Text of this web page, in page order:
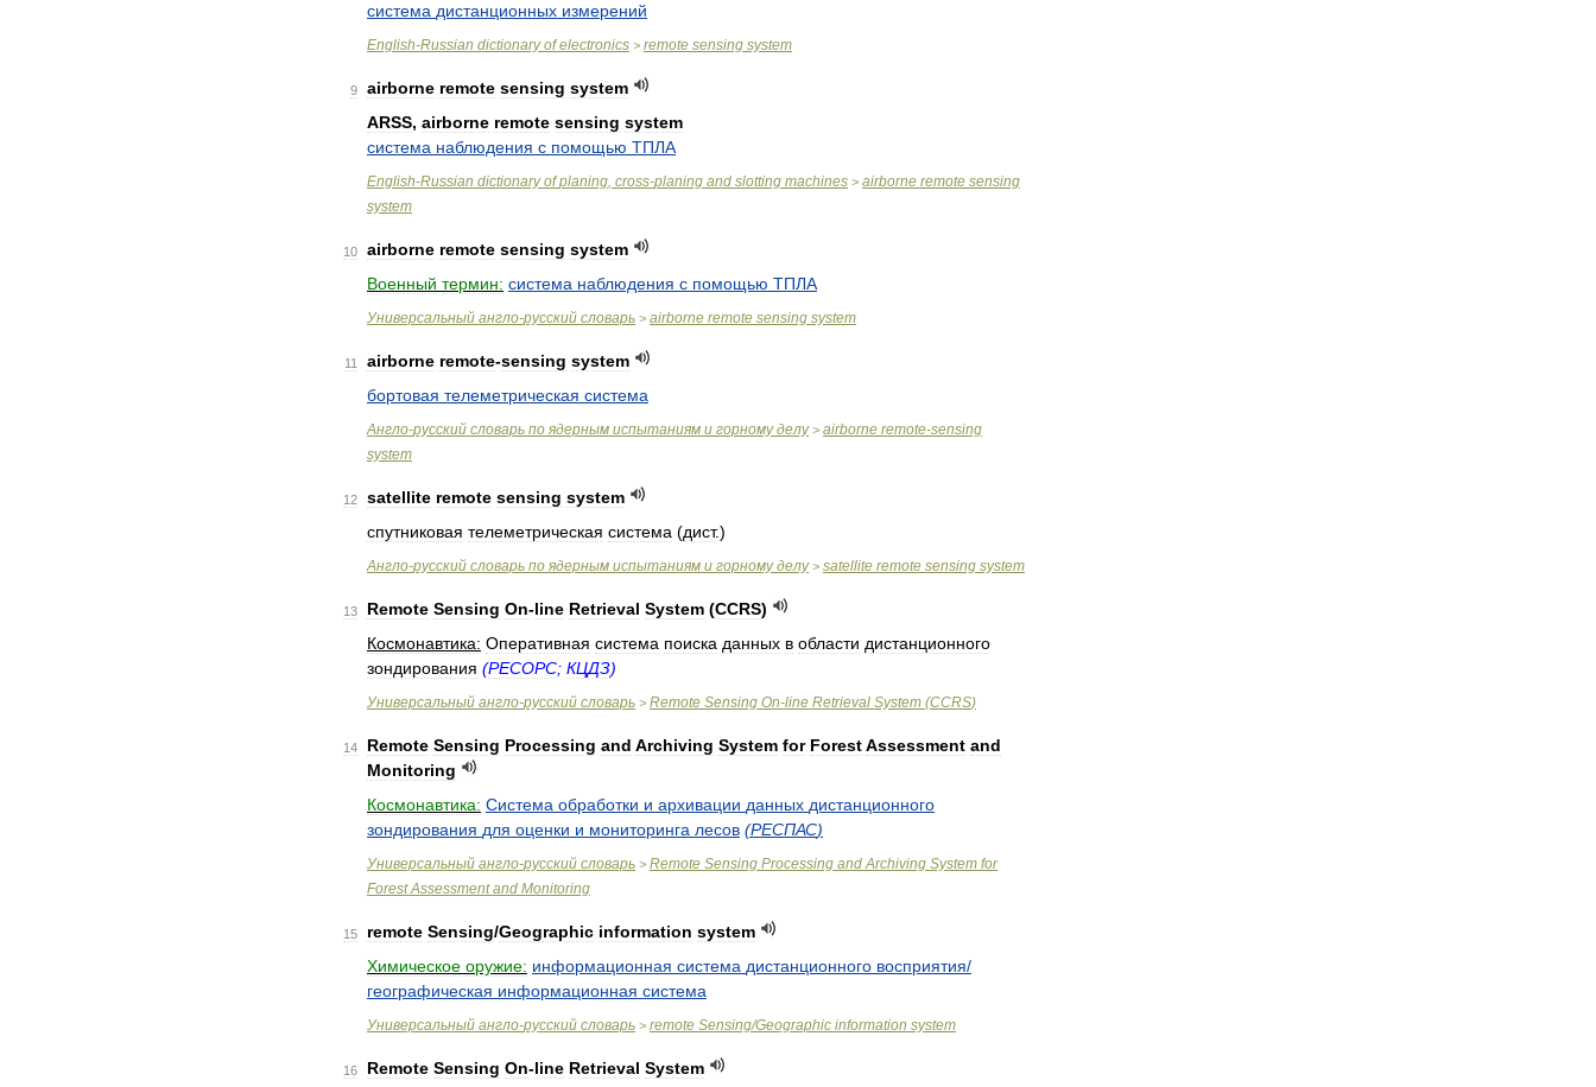
система дистанционных измерений
English-Russian dictionary of electronics > remote sensing system
9 airborne remote sensing system
ARSS, airborne remote sensing system
система наблюдения с помощью ТПЛА
English-Russian dictionary of planing, cross-planing and slotting machines > airborne remote sensing
system
10 airborne remote sensing system
Военный термин: система наблюдения с помощью ТПЛА
Универсальный англо-русский словарь > airborne remote sensing system
11 airborne remote-sensing system
бортовая телеметрическая система
Англо-русский словарь по ядерным испытаниям и горному делу> airborne remote-sensing
system
12 satellite remote sensing system
спутниковая телеметрическая система (дист.)
Англо-русский словарь по ядерным испытаниям и горному делу> satellite remote sensing system
13 Remote Sensing On-line Retrieval System (CCRS)
Космонавтика: Оперативная система поиска данных в области дистанционного
зондирования (РЕСОРС; КЦДЗ)
Универсальный англо-русский словарь > Remote Sensing On-line Retrieval System (CCRS)
14 Remote Sensing Processing and Archiving System for ForestAssessment and
Monitoring
Космонавтика: Система обработки и архивации данных дистанционного
зондирования для оценки и мониторинга лесов (РЕСПАС)
Универсальный англо-русский словарь > Remote Sensing Processing and Archiving System for
Forest Assessment and Monitoring
15 remote Sensing/Geographic information system
Химическое оружие: информационная система дистанционного восприятия/
географическая информационная система
Универсальный англо-русский словарь > remote Sensing/Geographic information system
16 Remote Sensing On-line Retrieval System